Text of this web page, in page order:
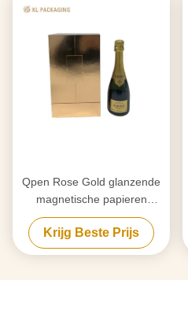
Qpen Rose Gold glanzende
magnetische papieren
verpakking met twee deuren
voor wijn en sterke drank
Krijg Beste Prijs